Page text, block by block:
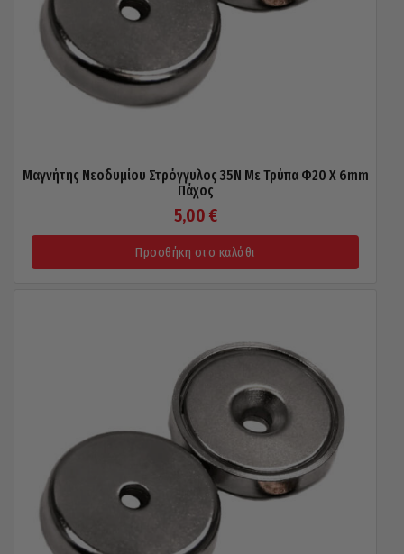
Μαγνήτης Νεοδυμίου Στρόγγυλος 35N Με Τρύπα Φ20 X 6mm
Πάχος
5,00 €
Προσθήκη στο καλάθι